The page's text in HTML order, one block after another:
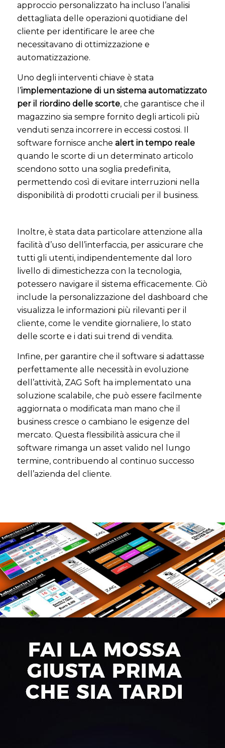
approccio personalizzato ha incluso l’analisi
dettagliata delle operazioni quotidiane del
cliente per identificare le aree che
necessitavano di ottimizzazione e
automatizzazione.
Uno degli interventi chiave è stata
l’implementazione di un sistema automatizzato
per il riordino delle scorte, che garantisce che il
magazzino sia sempre fornito degli articoli più
venduti senza incorrere in eccessi costosi. Il
software fornisce anche alert in tempo reale
quando le scorte di un determinato articolo
scendono sotto una soglia predefinita,
permettendo così di evitare interruzioni nella
disponibilità di prodotti cruciali per il business.
Inoltre, è stata data particolare attenzione alla
facilità d’uso dell’interfaccia, per assicurare che
tutti gli utenti, indipendentemente dal loro
livello di dimestichezza con la tecnologia,
potessero navigare il sistema efficacemente. Ciò
include la personalizzazione del dashboard che
visualizza le informazioni più rilevanti per il
cliente, come le vendite giornaliere, lo stato
delle scorte e i dati sui trend di vendita.
Infine, per garantire che il software si adattasse
perfettamente alle necessità in evoluzione
dell’attività, ZAG Soft ha implementato una
soluzione scalabile, che può essere facilmente
aggiornata o modificata man mano che il
business cresce o cambiano le esigenze del
mercato. Questa flessibilità assicura che il
software rimanga un asset valido nel lungo
termine, contribuendo al continuo successo
dell’azienda del cliente.